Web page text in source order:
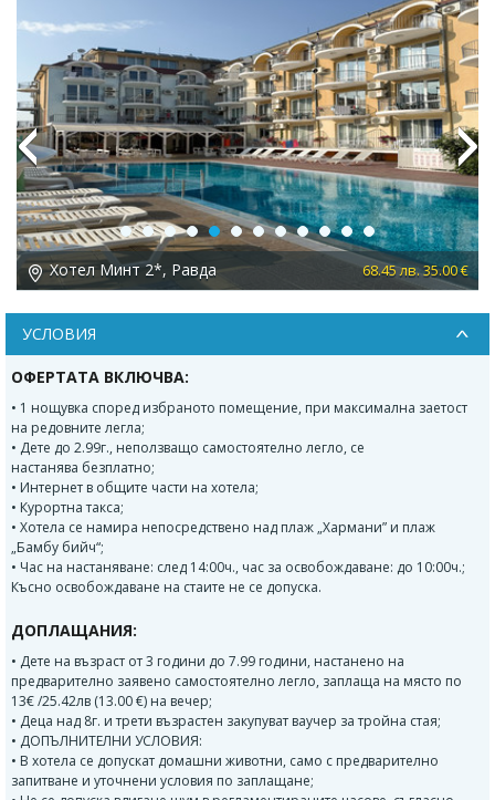
Хотел Минт 2*, Равда 68.45 лв. 35.00 €
Previous Next
УСЛОВИЯ
ОФЕРТАТА ВКЛЮЧВА:
• 1 нощувка според избраното помещение, при максимална заетост
на редовните легла;
• Дете до 2.99г., неползващо самостоятелно легло, се
настанява безплатно;
• Интернет в общите части на хотела;
• Курортна такса;
• Хотела се намира непосредствено над плаж „Хармани” и плаж
„Бамбу бийч“;
• Час на настаняване: след 14:00ч., час за освобождаване: до 10:00ч.;
Късно освобождаване на стаите не се допуска.
ДОПЛАЩАНИЯ:
• Дете на възраст от 3 години до 7.99 години, настанено на
предварително заявено самостоятелно легло, заплаща на място по
13€ /25.42лв (13.00 €) на вечер;
• Деца над 8г. и трети възрастен закупуват ваучер за тройна стая;
• ДОПЪЛНИТЕЛНИ УСЛОВИЯ:
• В хотела се допускат домашни животни, само с предварително
запитване и уточнени условия по заплащане;